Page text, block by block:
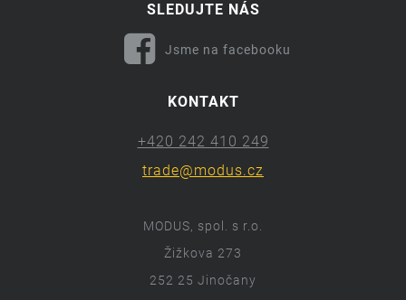
SLEDUJTE NÁS
Jsme na facebooku
KONTAKT
+420 242 410 249
trade@modus.cz
MODUS, spol. s r.o.
Žižkova 273
252 25 Jinočany